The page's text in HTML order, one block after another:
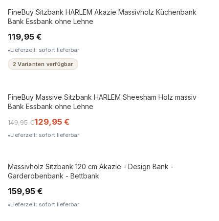
MASSIVHOLZ
FineBuy Sitzbank HARLEM Akazie Massivholz Küchenbank
Bank Essbank ohne Lehne
119,95 €
Lieferzeit: sofort lieferbar
2 Varianten verfügbar
MASSIVHOLZ
FineBuy Massive Sitzbank HARLEM Sheesham Holz massiv
Bank Essbank ohne Lehne
149,95 €129,95 €
Lieferzeit: sofort lieferbar
MASSIVHOLZ
Massivholz Sitzbank 120 cm Akazie - Design Bank -
Garderobenbank - Bettbank
159,95 €
Lieferzeit: sofort lieferbar